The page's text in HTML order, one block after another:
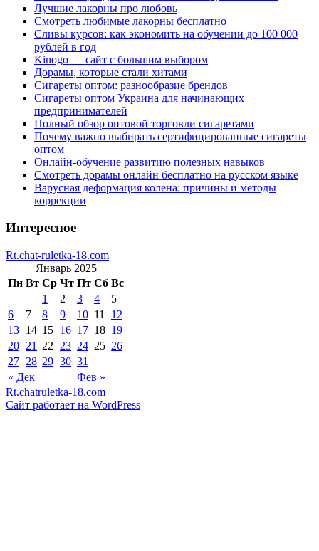
Лучшие лакорны про любовь
Смотреть любимые лакорны бесплатно
Сливы курсов: как экономить на обучении до 100 000
рублей в год
Kinogo — сайт с большим выбором
Дорамы, которые стали хитами
Сигареты оптом: разнообразие брендов
Сигареты оптом Украина для начинающих
предпринимателей
Полный обзор оптовой торговли сигаретами
Почему важно выбирать сертифицированные сигареты
оптом
Онлайн-обучение развитию полезных навыков
Смотреть дорамы онлайн бесплатно на русском языке
Варусная деформация колена: причины и методы
коррекции
Интересное
Rt.chat-ruletka-18.com
Январь 2025
Пн Вт Ср Чт Пт Сб Вс
« Дек Фев »
1 2 3 4
5
6
7 8 9 10 11
12
13 14 15 16 17 18 19
20 21 22 23 24 25 26
27 28 29 30 31
Rt.chatruletka-18.com
Сайт работает на WordPress